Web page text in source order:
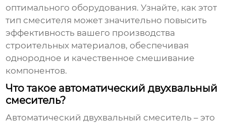
оптимального оборудования. Узнайте, как этот
тип смесителя может значительно повысить
эффективность вашего производства
строительных материалов, обеспечивая
однородное и качественное смешивание
компонентов.
Что такое автоматический двухвальный
смеситель?
Автоматический двухвальный смеситель – это